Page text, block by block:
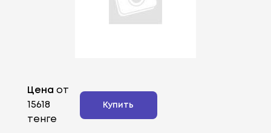
Цена от
15618
тенге
Купить